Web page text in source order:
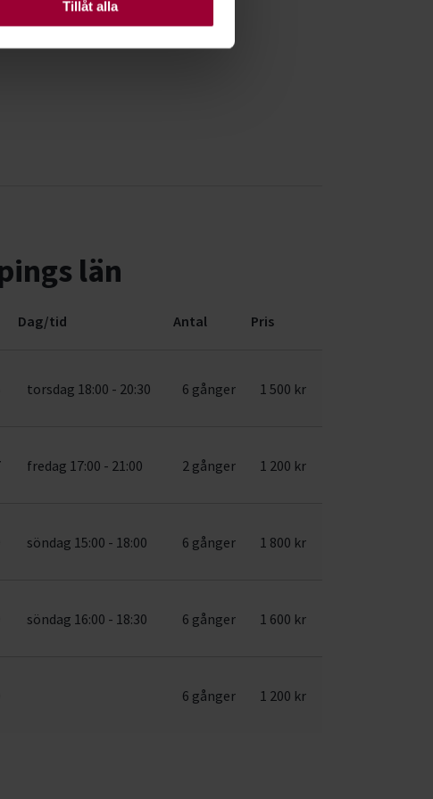
Tillåt alla
län
Dag/tid Antal Pris
torsdag 18:00 - 20:30 6 gånger 1 500 kr
fredag 17:00 - 21:00 2 gånger 1 200 kr
söndag 15:00 - 18:00 6 gånger 1 800 kr
söndag 16:00 - 18:30 6 gånger 1 600 kr
6 gånger 1 200 kr